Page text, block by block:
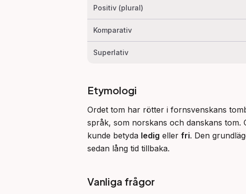
Positiv (plural)
Komparativ
Superlativ
Etymologi
Ordet tom har rötter i fornsvenskans
språk, som norskans och danskans
kunde betyda ledig eller fri. Den
sedan lång tid tillbaka.
Vanliga frågor